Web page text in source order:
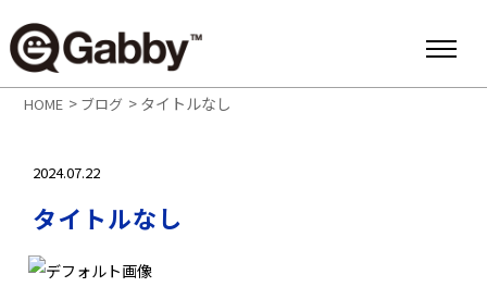
HOME > ブログ > タイトルなし
2024.07.22
タイトルなし